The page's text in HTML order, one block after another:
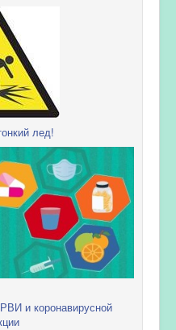
лед!
и коронавирусной